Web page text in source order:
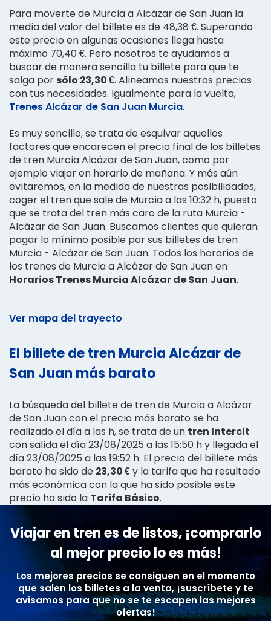
Para moverte de Murcia a Alcázar de San Juan la
media del valor del billete es de 48,38 €. Superando
este precio en algunas ocasiones llega hasta
máximo 70,40 €. Pero nosotros te ayudamos a
buscar de manera sencilla tu billete para que te
salga porsólo 23,30 €. Alineamos nuestros precios
con tus necesidades. Igualmente para la vuelta,
Trenes Alcázar de San Juan Murcia.
Es muy sencillo, se trata de esquivar aquellos
factores que encarecen el precio final de los billetes
de tren Murcia Alcázar de San Juan, como por
ejemplo viajar en horario de mañana. Y más aún
evitaremos, en la medida de nuestras posibilidades,
coger el tren que sale de Murcia a las 10:32 h, puesto
que se trata del tren más caro de la ruta Murcia -
Alcázar de San Juan. Buscamos clientes que quieran
pagar lo mínimo posible por sus billetes de tren
Murcia - Alcázar de San Juan. Todos los horarios de
los trenes de Murcia a Alcázar de San Juan en
Horarios Trenes Murcia Alcázar de San Juan.
Ver mapa del trayecto
El billete de tren Murcia Alcázar de
San Juan más barato
La búsqueda del billete de tren de Murcia a Alcázar
de San Juan con el precio más barato se ha
realizado el día a las h, se trata de un tren Intercit
con salida el día 23/08/2025 a las 15:50 h y llegada el
día 23/08/2025 a las 19:52 h. El precio del billete más
barato ha sido de 23,30 €y la tarifa que ha resultado
más económica con la que ha sido posible este
precio ha sido la Tarifa Básico.
Viajar en tren es de listos, ¡comprarlo
al mejor precio lo es más!
Los mejores precios se consiguen en el momento
que salen los billetes a la venta, ¡suscríbete y te
avisamos para que no se te escapen las mejores
ofertas!